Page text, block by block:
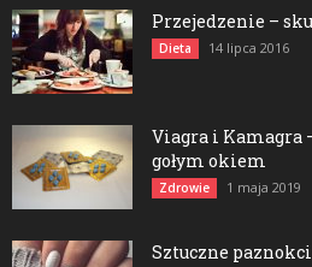
Przejedzenie –
Dieta 14 lipca 2016
Viagra i Kamagra
gołym okiem
Zdrowie 1 maja 2019
Sztuczne